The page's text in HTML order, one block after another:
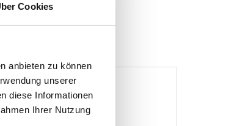
Cookies
anbieten zu können
unserer
diese Informationen
Ihrer Nutzung